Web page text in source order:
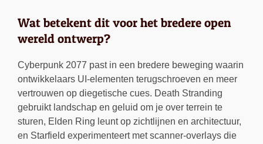
Wat betekent dit voor het bredere open
wereld ontwerp?
Cyberpunk 2077 past in een bredere beweging waarin
ontwikkelaars UI-elementen terugschroeven en meer
vertrouwen op diegetische cues. Death Stranding
gebruikt landschap en geluid om je over terrein te
sturen, Elden Ring leunt op zichtlijnen en architectuur,
en Starfield experimenteert met scanner-overlays die